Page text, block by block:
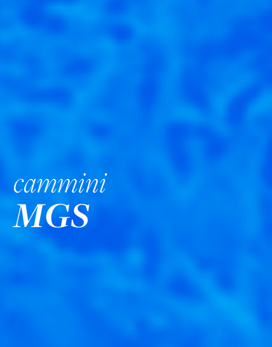
cammini
MGS